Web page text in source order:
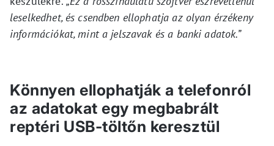
leselkedhet, és csendben ellophatja az olyan érzékeny
információkat, mint a jelszavak és a banki adatok.”
Könnyen ellophatják a telefonról
az adatokat egy megbabrált
reptéri USB-töltőn keresztül